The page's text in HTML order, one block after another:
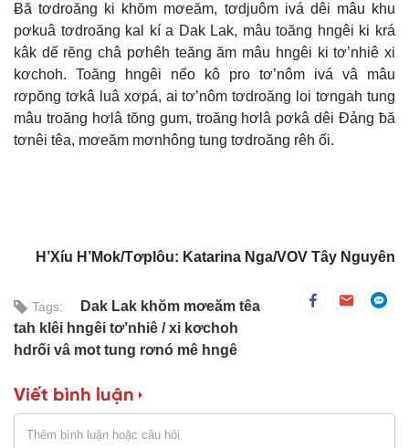
Ƀă tơdroăng ki khŏm mơeăm, tơdjuôm ivá dêi mâu khu
pơkuâ tơdroăng kal kí a Dak Lak, mâu toăng hngêi ki krá
kâk dế rĕng châ pơhêh teăng ăm mâu hngêi ki tơ’nhiê xi
kơchoh. Toăng hngêi nếo kô pro tơ’nôm ivá vâ mâu
rơpŏng tơkâ luâ xơpá, ai tơ’nôm tơdroăng loi tơngah tung
mâu troăng hơlâ tŏng gum, troăng hơlâ pơkâ dêi Đảng ƀă
tơnêi têa, mơeăm mơnhông tung tơdroăng rêh ối.
H’Xíu H’Mok/Tơplôu: Katarina Nga/VOV Tây Nguyên
Tags:
Dak Lak khŏm mơeăm têa
tah klêi hngêi tơ’nhiê
xi kơchoh
hdrối vâ mot tung rơnó mê hngê
Viết bình luận